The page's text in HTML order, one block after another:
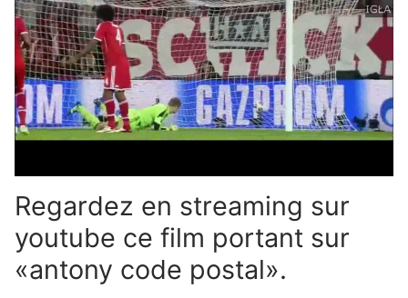
Regardez en streaming sur
youtube ce film portant sur
«antony code postal».